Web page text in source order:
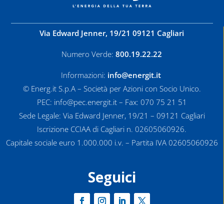
Via Edward Jenner, 19/21 09121 Cagliari
Numero Verde: 800.19.22.22
Informazioni: info@energit.it
© Energ.it S.p.A – Società per Azioni con Socio Unico.
PEC: info@pec.energit.it – Fax: 070 75 21 51
Sede Legale: Via Edward Jenner, 19/21 – 09121 Cagliari
Iscrizione CCIAA di Cagliari n. 02605060926.
Capitale sociale euro 1.000.000 i.v. – Partita IVA 02605060926
Seguici